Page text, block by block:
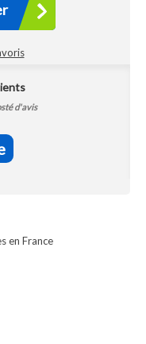
d'avis
en France